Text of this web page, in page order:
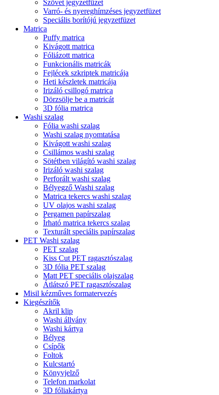
Szövet jegyzetfüzet
Varró- és nyereghímzéses jegyzetfüzet
Speciális borítójú jegyzetfüzet
Matrica
Puffy matrica
Kivágott matrica
Fóliázott matrica
Funkcionális matricák
Fejlécek szkriptek matricája
Heti készletek matricája
Irizáló csillogó matrica
Dörzsölje be a matricát
3D fólia matrica
Washi szalag
Fólia washi szalag
Washi szalag nyomtatása
Kivágott washi szalag
Csillámos washi szalag
Sötétben világító washi szalag
Irizáló washi szalag
Perforált washi szalag
Bélyegző Washi szalag
Matrica tekercs washi szalag
UV olajos washi szalag
Pergamen papírszalag
Írható matrica tekercs szalag
Texturált speciális papírszalag
PET Washi szalag
PET szalag
Kiss Cut PET ragasztószalag
3D fólia PET szalag
Matt PET speciális olajszalag
Átlátszó PET ragasztószalag
Misil kézműves formatervezés
Kiegészítők
Akril klip
Washi állvány
Washi kártya
Bélyeg
Csípők
Foltok
Kulcstartó
Könyvjelző
Telefon markolat
3D fóliakártya